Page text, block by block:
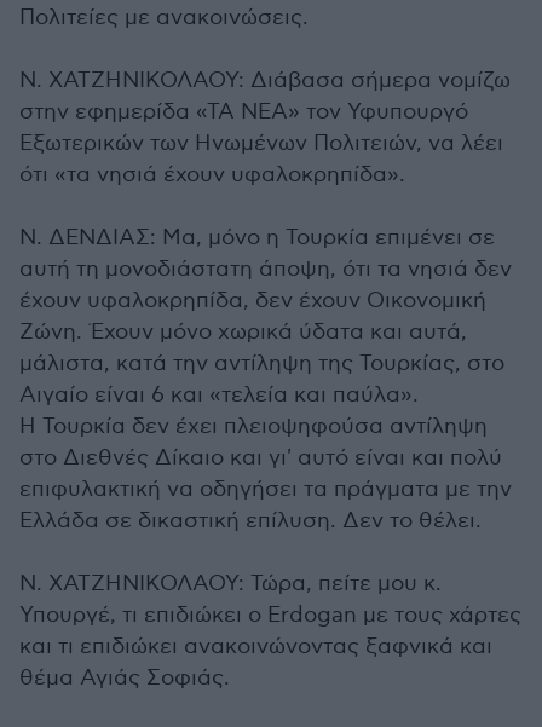
Πολιτείες με ανακοινώσεις.
Ν. ΧΑΤΖΗΝΙΚΟΛΑΟΥ: Διάβασα σήμερα νομίζω
στην εφημερίδα «ΤΑ ΝΕΑ» τον Υφυπουργό
Εξωτερικών των Ηνωμένων Πολιτειών, να λέει
ότι «τα νησιά έχουν υφαλοκρηπίδα».
Ν. ΔΕΝΔΙΑΣ: Μα, μόνο η Τουρκία επιμένει σε
αυτή τη μονοδιάστατη άποψη, ότι τα νησιά δεν
έχουν υφαλοκρηπίδα, δεν έχουν Οικονομική
Ζώνη. Έχουν μόνο χωρικά ύδατα και αυτά,
μάλιστα, κατά την αντίληψη της Τουρκίας, στο
Αιγαίο είναι 6 και «τελεία και παύλα».
Η Τουρκία δεν έχει πλειοψηφούσα αντίληψη
στο Διεθνές Δίκαιο και γι' αυτό είναι και πολύ
επιφυλακτική να οδηγήσει τα πράγματα με την
Ελλάδα σε δικαστική επίλυση. Δεν το θέλει.
Ν. ΧΑΤΖΗΝΙΚΟΛΑΟΥ: Τώρα, πείτε μου κ.
Υπουργέ, τι επιδιώκει ο Erdogan με τους χάρτες
και τι επιδιώκει ανακοινώνοντας ξαφνικά και
θέμα Αγιάς Σοφιάς.